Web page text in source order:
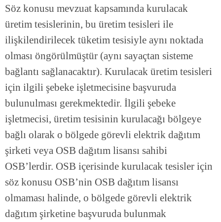
Söz konusu mevzuat kapsamında kurulacak
üretim tesislerinin, bu üretim tesisleri ile
ilişkilendirilecek tüketim tesisiyle aynı noktada
olması öngörülmüştür (aynı sayaçtan sisteme
bağlantı sağlanacaktır). Kurulacak üretim tesisleri
için ilgili şebeke işletmecisine başvuruda
bulunulması gerekmektedir. İlgili şebeke
işletmecisi, üretim tesisinin kurulacağı bölgeye
bağlı olarak o bölgede görevli elektrik dağıtım
şirketi veya OSB dağıtım lisansı sahibi
OSB’lerdir. OSB içerisinde kurulacak tesisler için
söz konusu OSB’nin OSB dağıtım lisansı
olmaması halinde, o bölgede görevli elektrik
dağıtım şirketine başvuruda bulunmak